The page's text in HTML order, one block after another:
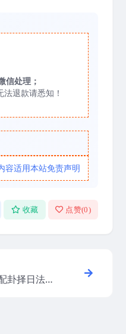
信处理；
退款请悉知！
容适用本站免责声明
收藏 点赞(0)
卦择日法3